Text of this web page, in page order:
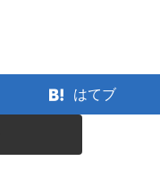
はてブ